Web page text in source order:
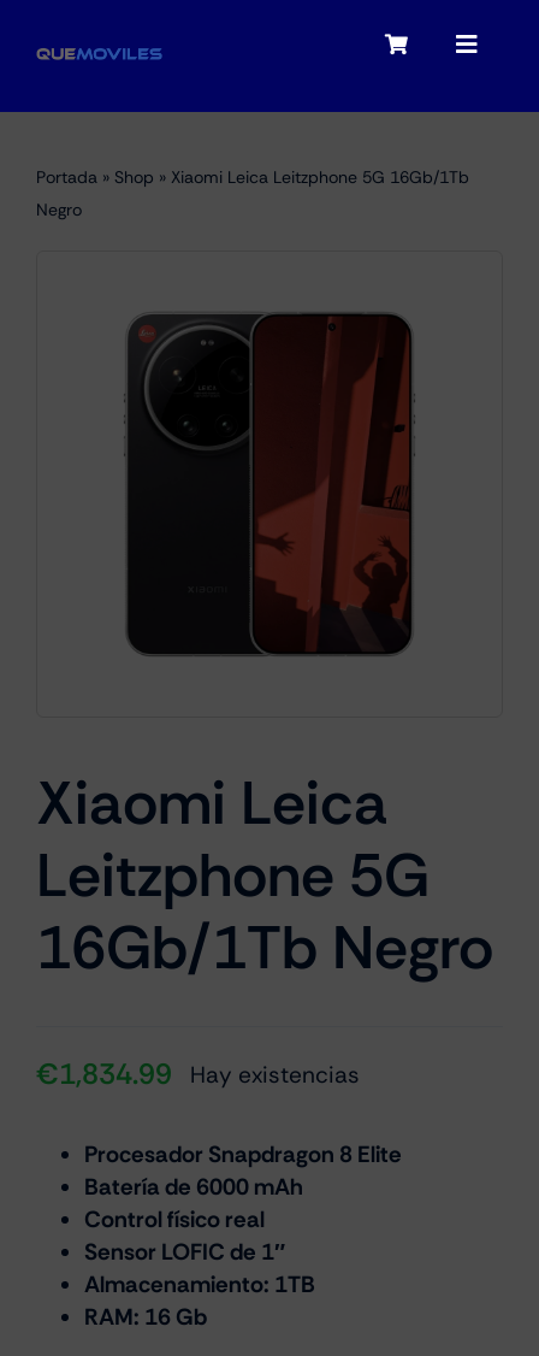
Toggle
My account
Checkout
Toggle
Audio
Portátiles
Smartwatches
Marcas
Portada » Shop » Xiaomi Leica Leitzphone 5G 16Gb/1Tb
Negro
Xiaomi Leica
Leitzphone 5G
16Gb/1Tb Negro
€1,834.99 Hay existencias
Procesador Snapdragon 8 Elite
Batería de 6000 mAh
Control físico real
Sensor LOFIC de 1″
Almacenamiento: 1TB
RAM: 16 Gb